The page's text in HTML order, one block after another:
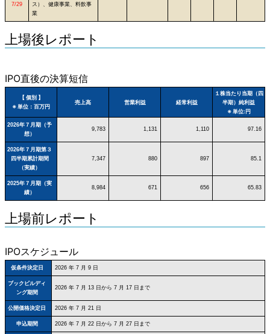
7/29
ス）、健康事業、料飲事
業
上場後レポート
IPO直後の決算短信
【 個別 】
※ 単位：百万円
売上高 営業利益 経常利益
１株当たり当期（四
半期）純利益
※ 単位:円
2026年７月期（予
想）
9,783 1,131 1,110 97.16
2026年７月期第３
四半期累計期間
（実績）
7,347 880 897 85.1
2025年７月期（実
績）
8,984 671 656 65.83
上場前レポート
IPOスケジュール
仮条件決定日 2026 年 7 月 9 日
ブックビルディ
ング期間
2026 年 7 月 13 日から 7 月 17 日まで
公開価格決定日 2026 年 7 月 21 日
申込期間 2026 年 7 月 22 日から 7 月 27 日まで